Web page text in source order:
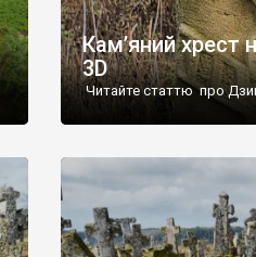
Кам’яний хрест
3D
Читайте статтю про